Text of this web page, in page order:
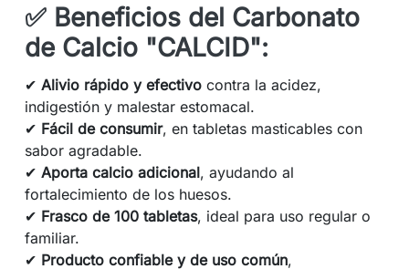
✅ Beneficios del Carbonato
de Calcio "CALCID":
✔ Alivio rápido y efectivo contra la acidez,
indigestión y malestar estomacal.
✔ Fácil de consumir, en tabletas masticables con
sabor agradable.
✔ Aporta calcio adicional, ayudando al
fortalecimiento de los huesos.
✔ Frasco de 100 tabletas, ideal para uso regular o
familiar.
✔ Producto confiable y de uso común,